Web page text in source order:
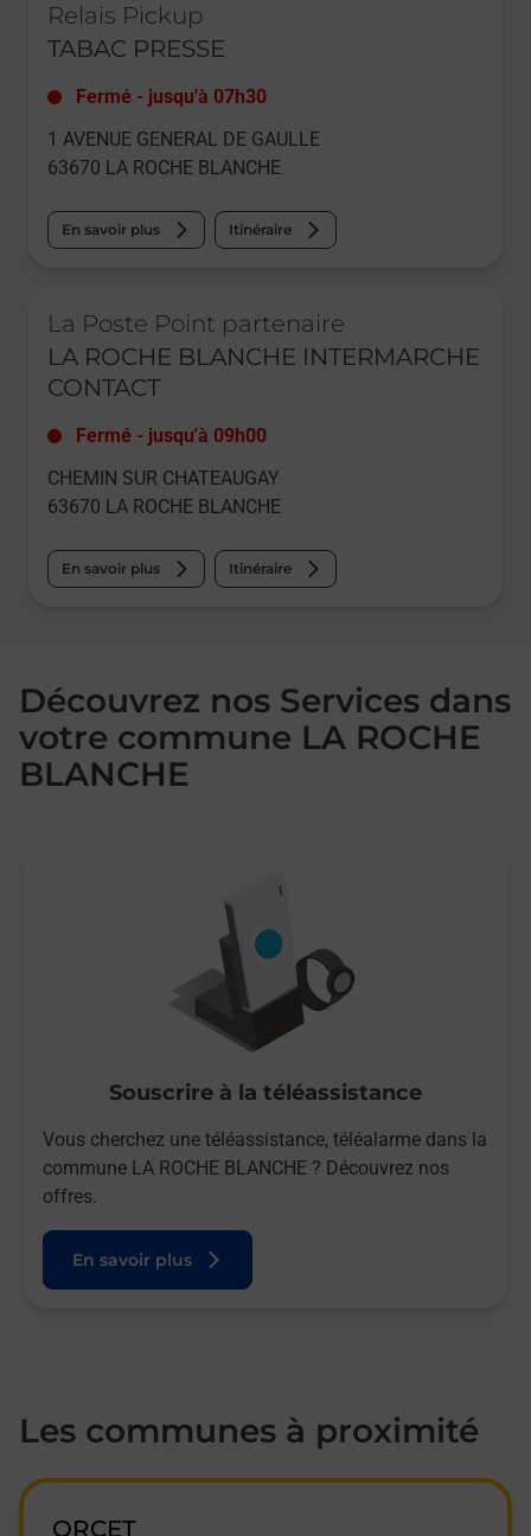
Relais Pickup
TABAC PRESSE
Fermé - jusqu'à 07h30
1 AVENUE GENERAL DE GAULLE
63670 LA ROCHE BLANCHE
En savoir plus Itinéraire
La Poste Point partenaire
LA ROCHE BLANCHE INTERMARCHE
CONTACT
Fermé - jusqu'à 09h00
CHEMIN SUR CHATEAUGAY
63670 LA ROCHE BLANCHE
En savoir plus Itinéraire
Découvrez nos Services dans
votre commune LA ROCHE
BLANCHE
Souscrire à la téléassistance
Vous cherchez une téléassistance, téléalarme dans la
commune LA ROCHE BLANCHE ? Découvrez nos
offres.
En savoir plus
Les communes à proximité
ORCET